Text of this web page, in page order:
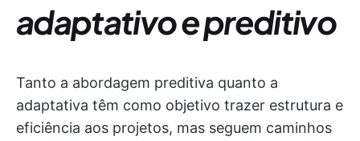
adaptativo e preditivo
Tanto a abordagem preditiva quanto a
adaptativa têm como objetivo trazer estrutura e
eficiência aos projetos, mas seguem caminhos